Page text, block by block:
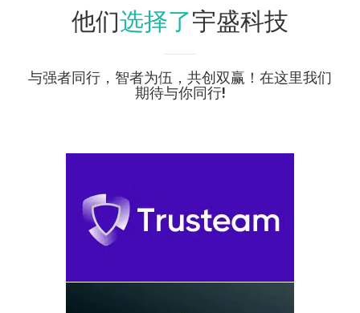
他们选择了宇盛科技
与强者同行，智者为伍，共创双赢！在这里我们
期待与你同行!